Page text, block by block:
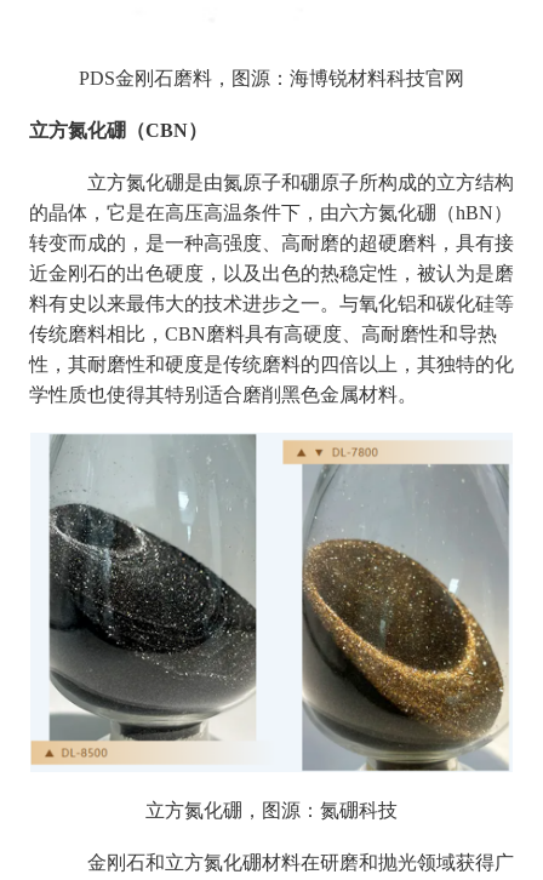
PDS金刚石磨料，图源：海博锐材料科技官网
立方氮化硼（CBN）
立方氮化硼是由氮原子和硼原子所构成的立方结构
的晶体，它是在高压高温条件下，由六方氮化硼（hBN）
转变而成的，是一种高强度、高耐磨的超硬磨料，具有接
近金刚石的出色硬度，以及出色的热稳定性，被认为是磨
料有史以来最伟大的技术进步之一。与氧化铝和碳化硅等
传统磨料相比，CBN磨料具有高硬度、高耐磨性和导热
性，其耐磨性和硬度是传统磨料的四倍以上，其独特的化
学性质也使得其特别适合磨削黑色金属材料。
立方氮化硼，图源：氮硼科技
金刚石和立方氮化硼材料在研磨和抛光领域获得广